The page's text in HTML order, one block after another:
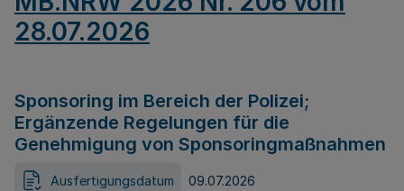
28.07.2026
Sponsoring im Bereich der Polizei;
Ergänzende Regelungen für die
Genehmigung von Sponsoringmaßnahmen
Ausfertigungsdatum 09.07.2026